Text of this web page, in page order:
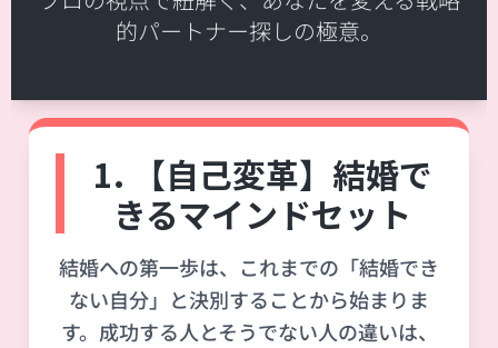
的パートナー探しの極意。
1. 【自己変革】結婚で
きるマインドセット
結婚への第一歩は、これまでの「結婚でき
ない自分」と決別することから始まりま
す。成功する人とそうでない人の違いは、